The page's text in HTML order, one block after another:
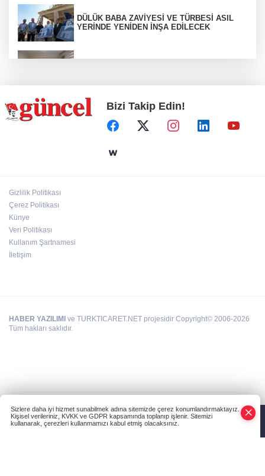
DÜLÜK BABA ZAVİYESİ VE TÜRBESİ ASIL
YERİNDE YENİDEN İNŞA EDİLECEK
Uyuşturucu ticaretinden aranıyordu
Bizi Takip Edin!
Gizlilik Politikası
Çerez Politikası
Künye
Veri Politikası
Kullanım Şartnamesi
İletişim
HABER YAZILIMI ve TURKTICARET.NET projesidir Copyright© 2006-2026
Tüm hakları saklıdır.
Sizlere daha iyi hizmet sunabilmek adına sitemizde çerez konumlandırmaktayız.
Kişisel verileriniz, KVKK ve GDPR kapsamında toplanıp işlenir. Sitemizi
kullanarak, çerezleri kullanmamızı kabul etmiş olacaksınız.